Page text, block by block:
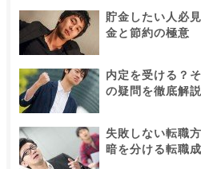
貯金したい人必
金と節約の極意
内定を受ける？
の疑問を徹底解説
失敗しない転職
暗を分ける転職